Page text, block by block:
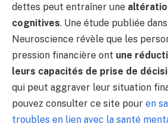
dettes peut entraîner une
cognitives. Une étude publiée
Neuroscience révèle que les
pression financière ont une
leurs capacités de prise de
qui peut aggraver leur situation
pouvez consulter ce site pour en
troubles en lien avec la santé